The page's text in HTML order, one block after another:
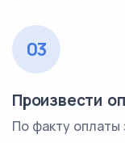
03
Произвести
По факту оплаты